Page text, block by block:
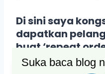
Di sini saya
dapatkan
buat ‘repeat
Suka baca blog